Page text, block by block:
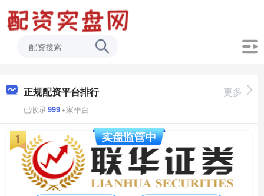
正规配资平台排行
已收录999+家平台
更多